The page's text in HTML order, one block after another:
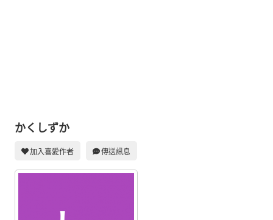
交流中心
攤位轉讓區
會員功能選單
註冊會員
かくしずか
加入喜愛作者 傳送訊息